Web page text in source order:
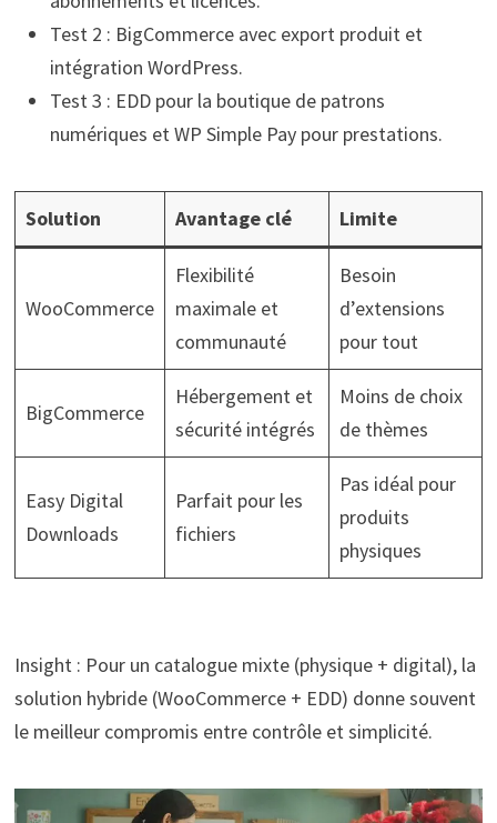
Test 2 : BigCommerce avec export produit et
intégration WordPress.
Test 3 : EDD pour la boutique de patrons
numériques et WP Simple Pay pour prestations.
Solution Avantage clé Limite
WooCommerce
Flexibilité
maximale et
communauté
Besoin
d’extensions
pour tout
BigCommerce
Hébergement et
sécurité intégrés
Moins de choix
de thèmes
Easy Digital
Downloads
Parfait pour les
fichiers
Pas idéal pour
produits
physiques
Insight : Pour un catalogue mixte (physique + digital), la
solution hybride (WooCommerce + EDD) donne souvent
le meilleur compromis entre contrôle et simplicité.